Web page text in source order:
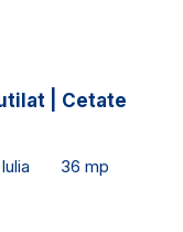
| Cetate
36 mp